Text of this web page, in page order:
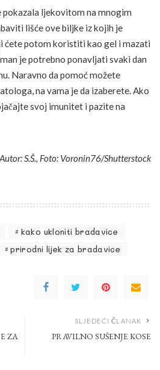
pokazala ljekovitom na mnogim
lišće ove biljke iz kojih je
ćete potom koristiti kao gel i mazati
je potrebno ponavljati svaki dan
Naravno da pomoć možete
na vama je da izaberete. Ako
svoj imunitet i pazite na
Autor: S.Š., Foto: Voronin76/Shutterstock
kako ukloniti bradavice
prirodni lijek za bradavice
ZA
SLJEDEĆI ČLANAK
PRAVILNO SUŠENJE KOSE